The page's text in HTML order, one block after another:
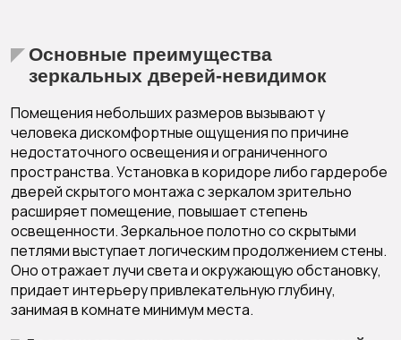
Основные преимущества
зеркальных дверей-невидимок
Помещения небольших размеров вызывают у
человека дискомфортные ощущения по причине
недостаточного освещения и ограниченного
пространства. Установка в коридоре либо гардеробе
дверей скрытого монтажа с зеркалом зрительно
расширяет помещение, повышает степень
освещенности. Зеркальное полотно со скрытыми
петлями выступает логическим продолжением стены.
Оно отражает лучи света и окружающую обстановку,
придает интерьеру привлекательную глубину,
занимая в комнате минимум места.